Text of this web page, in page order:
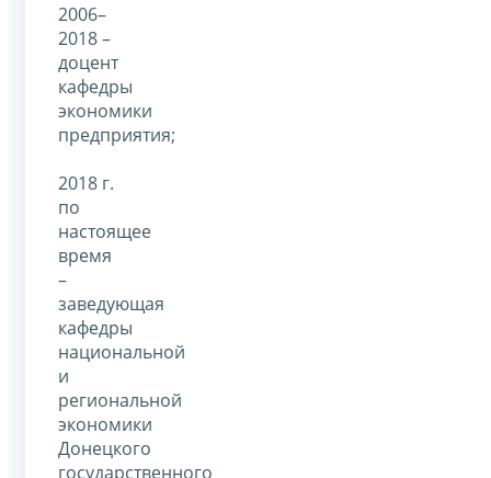
2006–
2018 –
доцент
кафедры
экономики
предприятия;
2018 г.
по
настоящее
время
–
заведующая
кафедры
национальной
и
региональной
экономики
Донецкого
государственного